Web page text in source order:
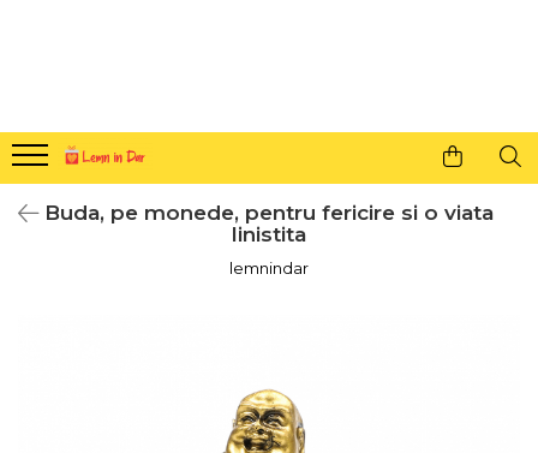
Agende din lemn
Agende 10x10
Semne de carte
Buda, pe monede, pentru fericire si o viata
linistita
lemnindar